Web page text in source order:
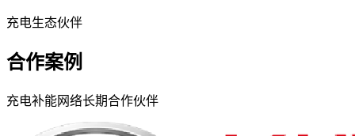
充电生态伙伴
合作案例
充电补能网络长期合作伙伴